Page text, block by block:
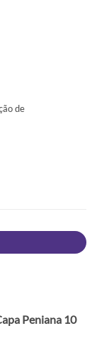
de
Peniana 10